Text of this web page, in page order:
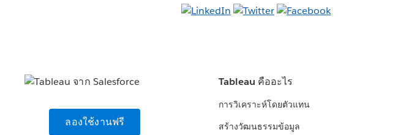
ลองใช้งานฟรี
Tableau คืออะไร
การวิเคราะห์โดยตัวแทน
สร้างวัฒนธรรมข้อมูล